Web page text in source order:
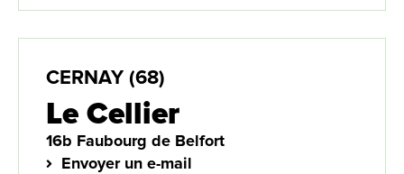
CERNAY (68)
Le Cellier
16b Faubourg de Belfort
Envoyer un e-mail